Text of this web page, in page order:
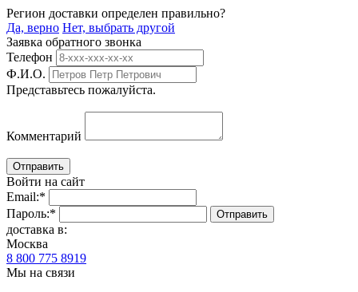
Регион доставки определен правильно?
Да, верно Нет, выбрать другой
Заявка обратного звонка
Телефон
Ф.И.О.
Представьтесь пожалуйста.
Комментарий
Войти на сайт
Email:*
Пароль:*
доставка в:
Москва
8 800 775 8919
Мы на связи